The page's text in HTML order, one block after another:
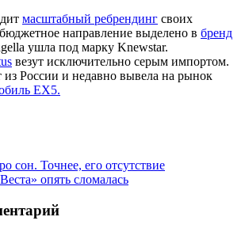
масштабный ребрендинг своих
направление выделено в бренд
ушла под марку Knewstar.
везут исключительно серым импортом.
России и недавно вывела на рынок
EX5.
сон. Точнее, его отсутствие
опять сломалась